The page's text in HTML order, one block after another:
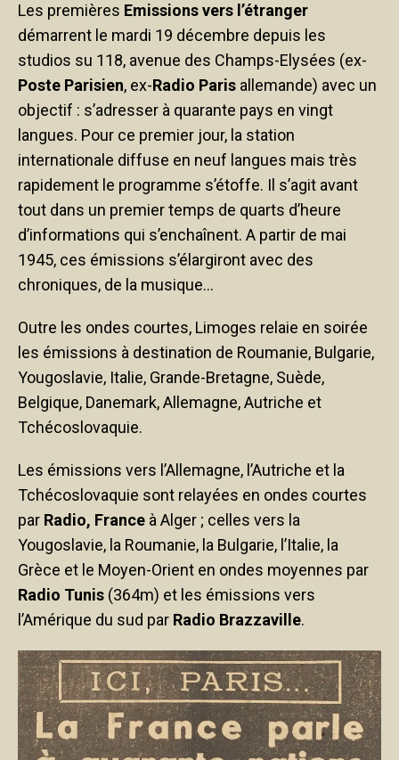
Les premières Emissions vers l’étranger
démarrent le mardi 19 décembre depuis les
studios su 118, avenue des Champs-Elysées (ex-
Poste Parisien, ex-Radio Paris allemande) avec un
objectif : s’adresser à quarante pays en vingt
langues. Pour ce premier jour, la station
internationale diffuse en neuf langues mais très
rapidement le programme s’étoffe. Il s’agit avant
tout dans un premier temps de quarts d’heure
d’informations qui s’enchaînent. A partir de mai
1945, ces émissions s’élargiront avec des
chroniques, de la musique…
Outre les ondes courtes, Limoges relaie en soirée
les émissions à destination de Roumanie, Bulgarie,
Yougoslavie, Italie, Grande-Bretagne, Suède,
Belgique, Danemark, Allemagne, Autriche et
Tchécoslovaquie.
Les émissions vers l’Allemagne, l’Autriche et la
Tchécoslovaquie sont relayées en ondes courtes
par Radio, France à Alger ; celles vers la
Yougoslavie, la Roumanie, la Bulgarie, l’Italie, la
Grèce et le Moyen-Orient en ondes moyennes par
Radio Tunis (364m) et les émissions vers
l’Amérique du sud par Radio Brazzaville.